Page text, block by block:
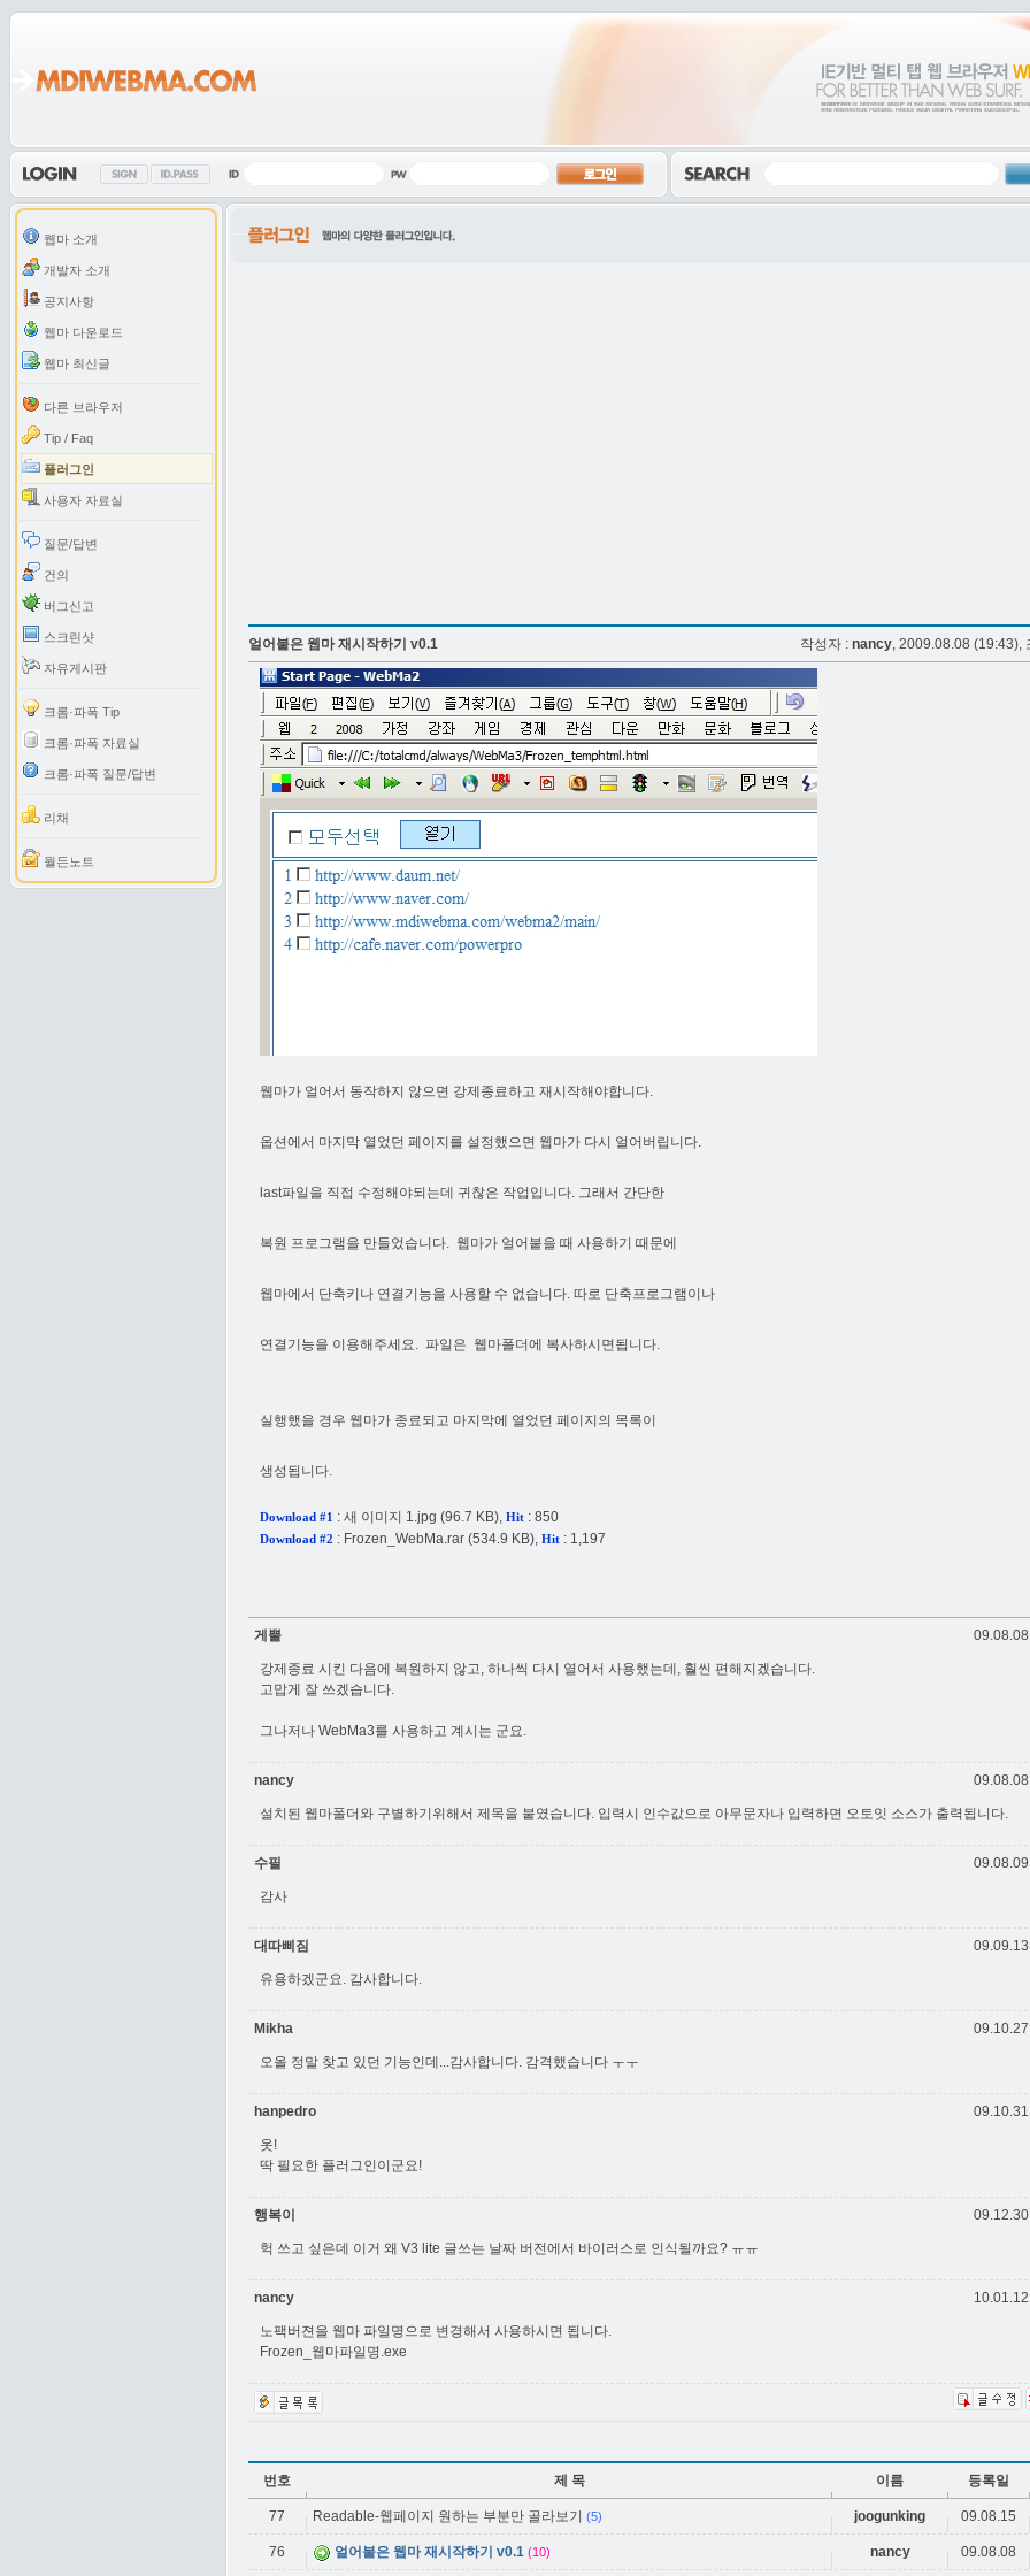
웹마 소개
개발자 소개
공지사항
웹마 다운로드
웹마 최신글
다른 브라우저
Tip / Faq
플러그인
사용자 자료실
질문/답변
건의
버그신고
스크린샷
자유게시판
크롬·파폭 Tip
크롬·파폭 자료실
크롬·파폭 질문/답변
리채
월든노트
얼어붙은 웹마 재시작하기 v0.1 작성자 : nancy, 2009.08.08 (19:43),
웹마가 얼어서 동작하지 않으면 강제종료하고 재시작해야합니다.
옵션에서 마지막 열었던 페이지를 설정했으면 웹마가 다시 얼어버립니다.
last파일을 직접 수정해야되는데 귀찮은 작업입니다. 그래서 간단한
복원 프로그램을 만들었습니다. 웹마가 얼어붙을 때 사용하기 때문에
웹마에서 단축키나 연결기능을 사용할 수 없습니다. 따로 단축프로그램이나
연결기능을 이용해주세요. 파일은 웹마폴더에 복사하시면됩니다.
실행했을 경우 웹마가 종료되고 마지막에 열었던 페이지의 목록이
생성됩니다.
Download #1 : 새 이미지 1.jpg (96.7 KB), Hit : 850
Download #2 : Frozen_WebMa.rar (534.9 KB), Hit : 1,197
게뿔
강제종료 시킨 다음에 복원하지 않고, 하나씩 다시 열어서 사용했는데, 훨씬 편해지겠습니다.
고맙게 잘 쓰겠습니다.
그나저나 WebMa3를 사용하고 계시는 군요.
nancy
설치된 웹마폴더와 구별하기위해서 제목을 붙였습니다. 입력시 인수값으로 아무문자나 입력하면 오토잇 소스가 출력됩니다.
수필
감사
대따삐짐
유용하겠군요. 감사합니다.
Mikha
오올 정말 찾고 있던 기능인데...감사합니다. 감격했습니다 ㅜㅜ
hanpedro
옷!
딱 필요한 플러그인이군요!
행복이
헉 쓰고 싶은데 이거 왜 V3 lite 글쓰는 날짜 버전에서 바이러스로 인식될까요? ㅠㅠ
nancy
노팩버젼을 웹마 파일명으로 변경해서 사용하시면 됩니다.
Frozen_웹마파일명.exe
번호 제 목 이름 등록일
77 Readable-웹페이지 원하는 부분만 골라보기 (5) joogunking 09.08.15
76 얼어붙은 웹마 재시작하기 v0.1 (10) nancy 09.08.08